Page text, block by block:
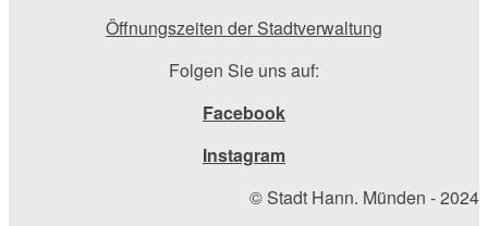
Öffnungszeiten der Stadtverwaltung
Folgen Sie uns auf:
Facebook
Instagram
© Stadt Hann. Münden - 2024